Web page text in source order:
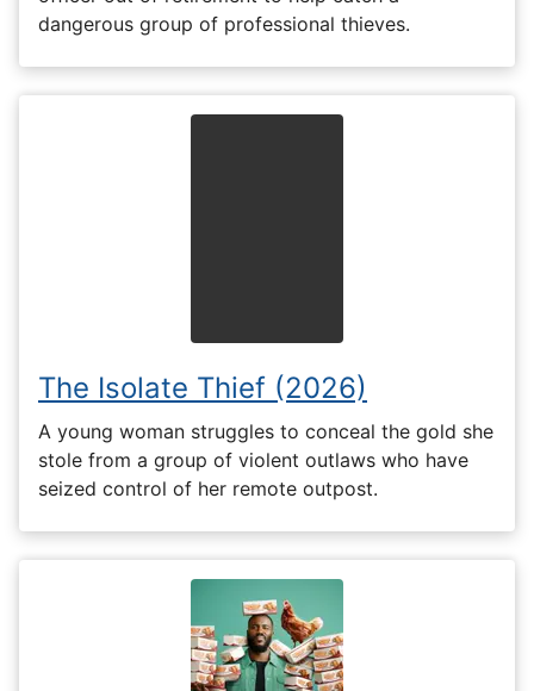
dangerous group of professional thieves.
The Isolate Thief (2026)
A young woman struggles to conceal the gold she
stole from a group of violent outlaws who have
seized control of her remote outpost.